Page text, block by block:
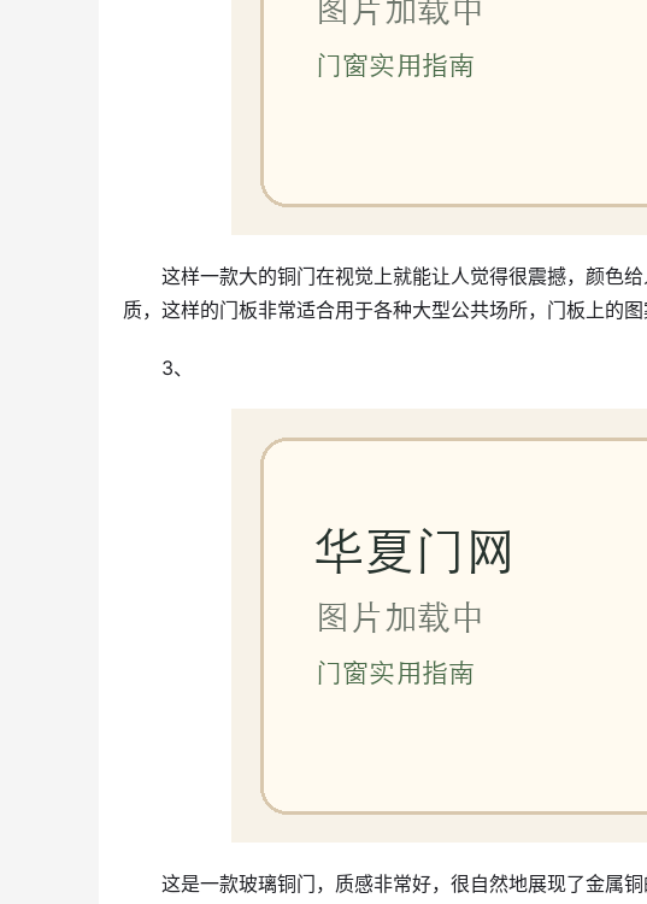
这样一款大的铜门在视觉上就能让人觉得很震撼，颜色
质，这样的门板非常适合用于各种大型公共场所，门板上的图
3、
这是一款玻璃铜门，质感非常好，很自然地展现了金属